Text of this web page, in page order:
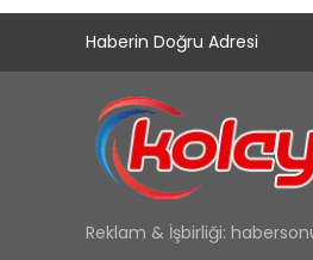
Haberin Doğru Adresi
Reklam & İşbirliği: